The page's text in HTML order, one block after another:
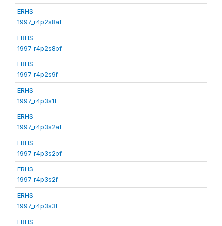
ERHS
1997_r4p2s8af
ERHS
1997_r4p2s8bf
ERHS
1997_r4p2s9f
ERHS
1997_r4p3s1f
ERHS
1997_r4p3s2af
ERHS
1997_r4p3s2bf
ERHS
1997_r4p3s2f
ERHS
1997_r4p3s3f
ERHS